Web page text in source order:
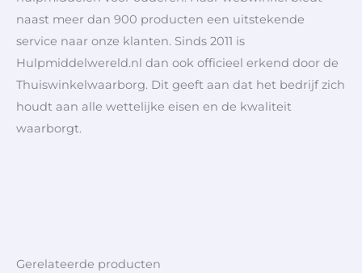
naast meer dan 900 producten een uitstekende
service naar onze klanten. Sinds 2011 is
Hulpmiddelwereld.nl dan ook officieel erkend door de
Thuiswinkelwaarborg. Dit geeft aan dat het bedrijf zich
houdt aan alle wettelijke eisen en de kwaliteit
waarborgt.
Gerelateerde producten